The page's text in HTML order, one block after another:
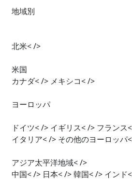
地域別
北米< />
米国
カナダ< /> メキシコ< />
ヨーロッパ
ドイツ< /> イギリス< /> フランス
イタリア< /> その他のヨーロッパ
アジア太平洋地域< />
中国< /> 日本< /> 韓国< /> インド